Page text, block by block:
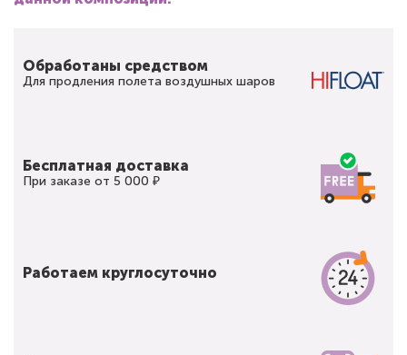
Обработаны средством
Для продления полета воздушных шаров
Бесплатная доставка
При заказе от 5 000 ₽
Работаем круглосуточно